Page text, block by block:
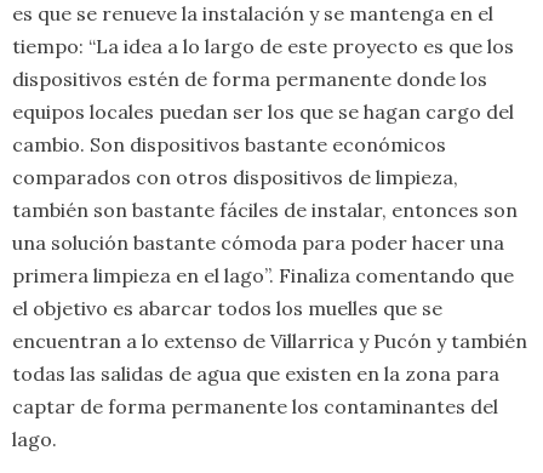
es que se renueve la instalación y se mantenga en el
tiempo: “La idea a lo largo de este proyecto es que los
dispositivos estén de forma permanente donde los
equipos locales puedan ser los que se hagan cargo del
cambio. Son dispositivos bastante económicos
comparados con otros dispositivos de limpieza,
también son bastante fáciles de instalar, entonces son
una solución bastante cómoda para poder hacer una
primera limpieza en el lago”. Finaliza comentando que
el objetivo es abarcar todos los muelles que se
encuentran a lo extenso de Villarrica y Pucón y también
todas las salidas de agua que existen en la zona para
captar de forma permanente los contaminantes del
lago.